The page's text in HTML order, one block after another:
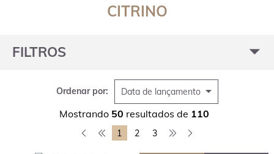
CITRINO
FILTROS
1 2 3
Mostrando 50 resultados de 110
Ordenar por: Data de lançamento